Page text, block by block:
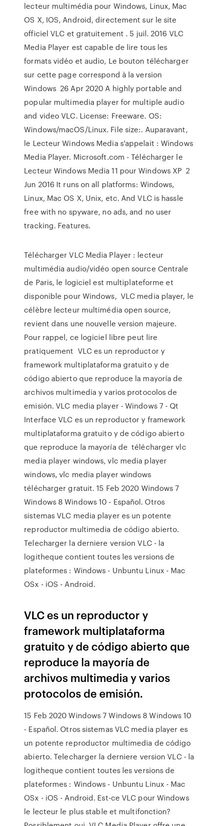
lecteur multimédia pour Windows, Linux, Mac
OS X, IOS, Android, directement sur le site
officiel VLC et gratuitement . 5 juil. 2016 VLC
Media Player est capable de lire tous les
formats vidéo et audio, Le bouton télécharger
sur cette page correspond à la version
Windows 26 Apr 2020 A highly portable and
popular multimedia player for multiple audio
and video VLC. License: Freeware. OS:
Windows/macOS/Linux. File size:. Auparavant,
le Lecteur Windows Media s'appelait : Windows
Media Player. Microsoft.com - Télécharger le
Lecteur Windows Media 11 pour Windows XP 2
Jun 2016 It runs on all platforms: Windows,
Linux, Mac OS X, Unix, etc. And VLC is hassle
free with no spyware, no ads, and no user
tracking. Features.
Télécharger VLC Media Player : lecteur
multimédia audio/vidéo open source Centrale
de Paris, le logiciel est multiplateforme et
disponible pour Windows, VLC media player, le
célèbre lecteur multimédia open source,
revient dans une nouvelle version majeure.
Pour rappel, ce logiciel libre peut lire
pratiquement VLC es un reproductor y
framework multiplataforma gratuito y de
código abierto que reproduce la mayoría de
archivos multimedia y varios protocolos de
emisión. VLC media player - Windows 7 - Qt
Interface VLC es un reproductor y framework
multiplataforma gratuito y de código abierto
que reproduce la mayoría de télécharger vlc
media player windows, vlc media player
windows, vlc media player windows
télécharger gratuit. 15 Feb 2020 Windows 7
Windows 8 Windows 10 - Español. Otros
sistemas VLC media player es un potente
reproductor multimedia de código abierto.
Telecharger la derniere version VLC - la
logitheque contient toutes les versions de
plateformes : Windows - Unbuntu Linux - Mac
OSx - iOS - Android.
VLC es un reproductor y
framework multiplataforma
gratuito y de código abierto que
reproduce la mayoría de
archivos multimedia y varios
protocolos de emisión.
15 Feb 2020 Windows 7 Windows 8 Windows 10
- Español. Otros sistemas VLC media player es
un potente reproductor multimedia de código
abierto. Telecharger la derniere version VLC - la
logitheque contient toutes les versions de
plateformes : Windows - Unbuntu Linux - Mac
OSx - iOS - Android. Est-ce VLC pour Windows
le lecteur le plus stable et multifonction?